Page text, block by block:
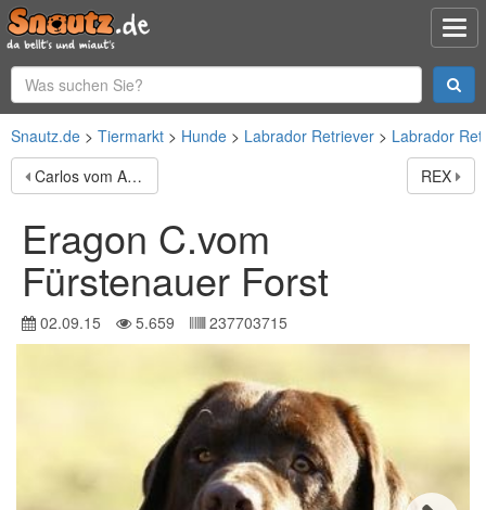
Snautz.de Tiermarkt Hunde Labrador Retriever
Labrador
Carlos vom Auenland
REX
Eragon C.vom
Fürstenauer Forst
02.09.15 5.659 237703715